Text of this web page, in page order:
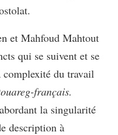
et Mahfoud Mahtout
qui se suivent et se
du travail
français.
la singularité
description à